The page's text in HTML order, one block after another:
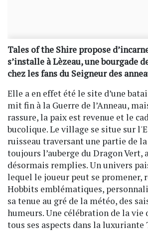
Tales of the Shire propose
s’installe à Lèzeau, une bourgade
chez les fans du Seigneur des
Elle a en effet été le site d’une
mit fin à la Guerre de l’Anneau,
rassure, la paix est revenue et le
bucolique. Le village se situe sur
ruisseau traversant une partie de
toujours l’auberge du Dragon Vert,
désormais remplies. Un univers
lequel le joueur peut se promener,
Hobbits emblématiques,
sa tenue au gré de la météo, des
humeurs. Une célébration de la vie
tous ses aspects dans la